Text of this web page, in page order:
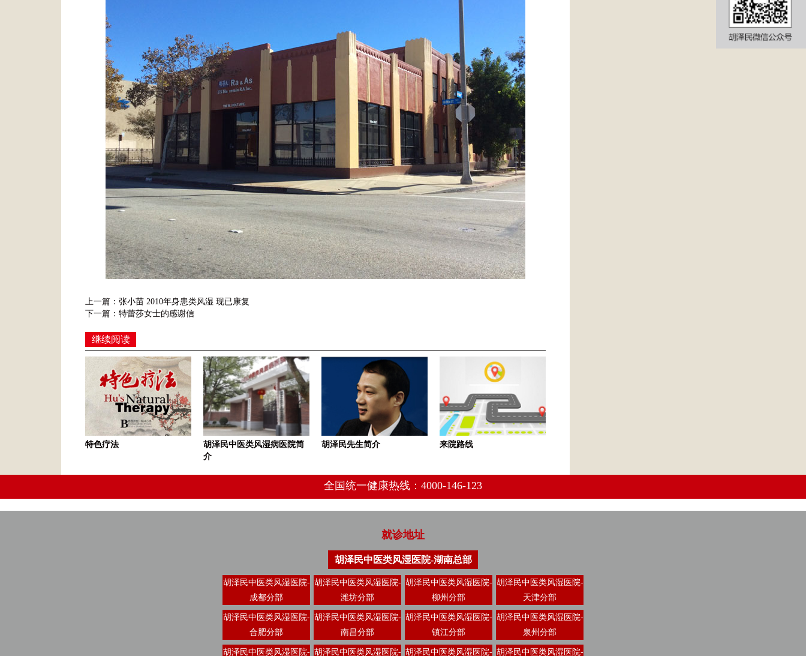
上一篇：张小苗 2010年身患类风湿 现已康复
下一篇：特蕾莎女士的感谢信
继续阅读
特色疗法
胡泽民中医类风湿病医院简
介
胡泽民先生简介 来院路线
全国统一健康热线：4000-146-123
就诊地址
胡泽民中医类风湿医院-湖南总部
胡泽民中医类风湿医院-
成都分部
胡泽民中医类风湿医院-
潍坊分部
胡泽民中医类风湿医院-
柳州分部
胡泽民中医类风湿医院-
天津分部
胡泽民中医类风湿医院-
合肥分部
胡泽民中医类风湿医院-
南昌分部
胡泽民中医类风湿医院-
镇江分部
胡泽民中医类风湿医院-
泉州分部
胡泽民中医类风湿医院- 胡泽民中医类风湿医院- 胡泽民中医类风湿医院- 胡泽民中医类风湿医院-